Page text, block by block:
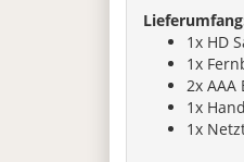
1x HD
1x
2x AAA
1x
1x